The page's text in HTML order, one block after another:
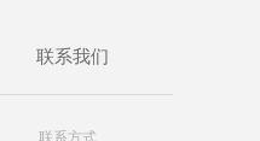
联系我们
联系方式